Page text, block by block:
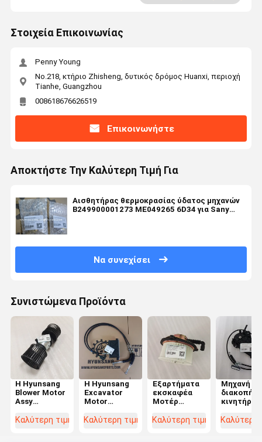
Στοιχεία Επικοινωνίας
Penny Young
No.218, κτήριο Zhisheng, δυτικός δρόμος Huanxi, περιοχή
Tianhe, Guangzhou
008618676626519
Επικοινωνήστε
Αποκτήστε Την Καλύτερη Τιμή Για
Αισθητήρας θερμοκρασίας ύδατος μηχανών
B249900001273 ME049265 6D34 για Sany
Να συνεχίσει
Συνιστώμενα Προϊόντα
Η Hyunsang
Blower Motor
Assy
10970
Καλύτερη τιμή
Η Hyunsang
Excavator
Motor
Motor 247-
Καλύτερη τιμή
Εξαρτήματα
εκσκαφέα
Μοτέρ
56500-40180
Καλύτερη τιμή
Μηχανή
διακοπής
κινητήρα
25239016
Καλύτερη